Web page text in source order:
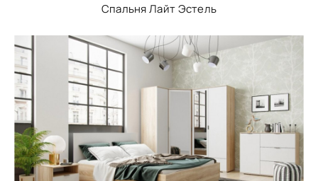
Спальня Лайт Эстель